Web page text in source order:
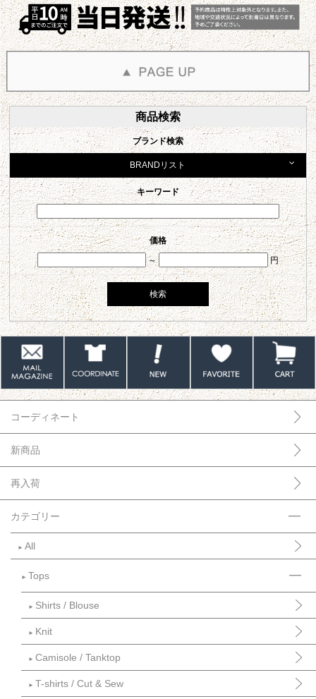
商品検索
ブランド検索
BRANDリスト
キーワード
価格
～
円
コーディネート
新商品
再入荷
カテゴリー
► All
► Tops
► Shirts / Blouse
► Knit
► Camisole / Tanktop
► T-shirts / Cut & Sew